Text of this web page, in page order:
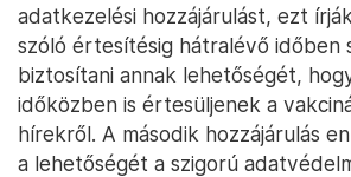
adatkezelési hozzájárulást, ezt
szóló értesítésig hátralévő időben
biztosítani annak lehetőségét,
időközben is értesüljenek a
hírekről. A második hozzájárulás
a lehetőségét a szigorú